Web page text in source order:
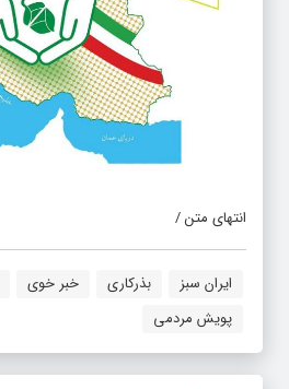
انتهای متن /
ایران سبز بذرکاری خبر خوی
پویش مردمی